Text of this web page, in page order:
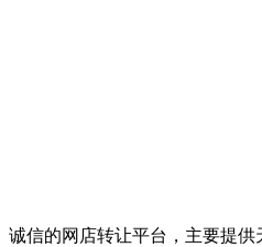
信的网店转让平台，主要提